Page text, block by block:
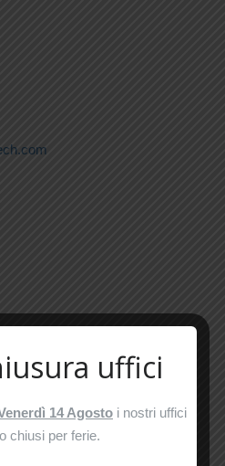
uffici
14 Agosto i nostri uffici
chiusi per ferie.